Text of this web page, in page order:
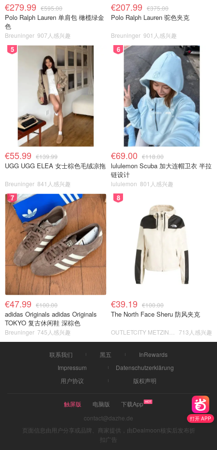
打开 APP
€279.99 €595.00
Polo Ralph Lauren 单肩包 橄榄绿金
色
Breuninger 907人感兴趣
€207.99 €375.00
Polo Ralph Lauren 驼色夹克
Breuninger 901人感兴趣
5
€55.99 €139.99
UGG UGG ELEA 女士棕色毛绒凉拖
Breuninger 841人感兴趣
6
€69.00 €118.00
lululemon Scuba 加大连帽卫衣 半拉
链设计
lululemon 801人感兴趣
7
€47.99 €100.00
adidas Originals adidas Originals
TOKYO 复古休闲鞋 深棕色
Breuninger 745人感兴趣
8
€39.19 €100.00
The North Face Sheru 防风夹克
713人感兴趣
联系我们 黑五
InRewards
Impressum
Datenschutzerklärung
用户协议
版权声明
触屏版 电脑版
下载App
contact@dazhe.de
页面信息由用户分享或品牌、商家提供，由Dealmoon核实后发布折
扣广告